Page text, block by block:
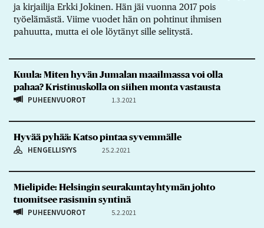
ja kirjailija Erkki Jokinen. Hän jäi vuonna 2017 pois
työelämästä. Viime vuodet hän on pohtinut ihmisen
pahuutta, mutta ei ole löytänyt sille selitystä.
Kuula: Miten hyvän Jumalan maailmassa voi olla
pahaa? Kristinuskolla on siihen monta vastausta
PUHEENVUOROT 1.3.2021
Hyvää pyhää: Katso pintaa syvemmälle
HENGELLISYYS 25.2.2021
Mielipide: Helsingin seurakuntayhtymän johto
tuomitsee rasismin syntinä
PUHEENVUOROT 5.2.2021